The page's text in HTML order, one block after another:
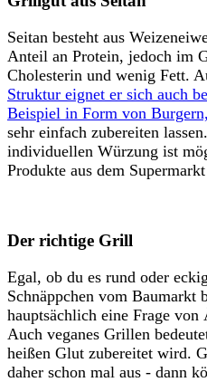
Seitan besteht aus
Anteil an Protein, jedoch im
Cholesterin und wenig Fett.
Struktur eignet er sich auch
Beispiel in Form von
sehr einfach zubereiten
individuellen Würzung ist
Produkte aus dem
Der richtige Grill
Egal, ob du es rund oder
Schnäppchen vom
hauptsächlich eine Frage
Auch veganes Grillen
heißen Glut zubereitet wird.
daher schon mal aus - dann